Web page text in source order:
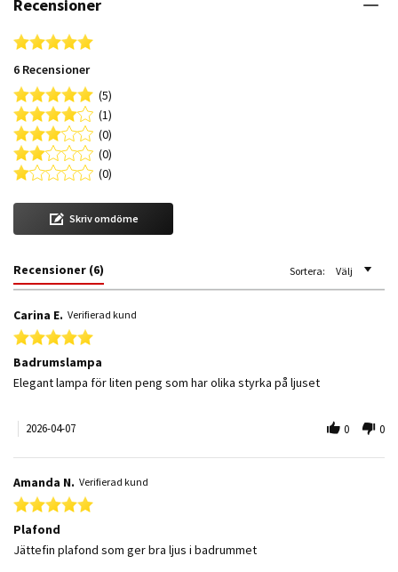
Recensioner
4.8 star rating
6 Recensioner
(5)
(1)
(0)
(0)
(0)
Skriv omdöme
Recensioner (6) Sortera: Välj
Carina E. Verifierad kund
5.0 star rating
Badrumslampa
Review by Carina E. on 7 Apr 2026
review stating Badrumslampa
Elegant lampa för liten peng som har olika styrka på ljuset
2026-04-07 0 0
Amanda N. Verifierad kund
5.0 star rating
Plafond
Review by Amanda N. on 20 Mar 2026
review stating Plafond
Jättefin plafond som ger bra ljus i badrummet